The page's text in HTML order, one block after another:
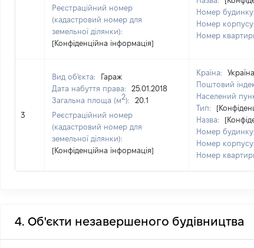
Реєстраційний номер
(кадастровий номер для
земельної ділянки):
[Конфіденційна інформація]
Номер будинку:
Номер корпусу:
Номер
3
Вид об'єкта:
Гараж
Дата набуття права:
25.01.2018
Загальна площа (м2):
20.1
Реєстраційний номер
(кадастровий номер для
земельної ділянки):
[Конфіденційна інформація]
Країна:
Україна
Поштовий
Населений
Тип:
Назва:
Номер будинку:
Номер корпусу:
Номер
4. Об'єкти незавершеного будівництва